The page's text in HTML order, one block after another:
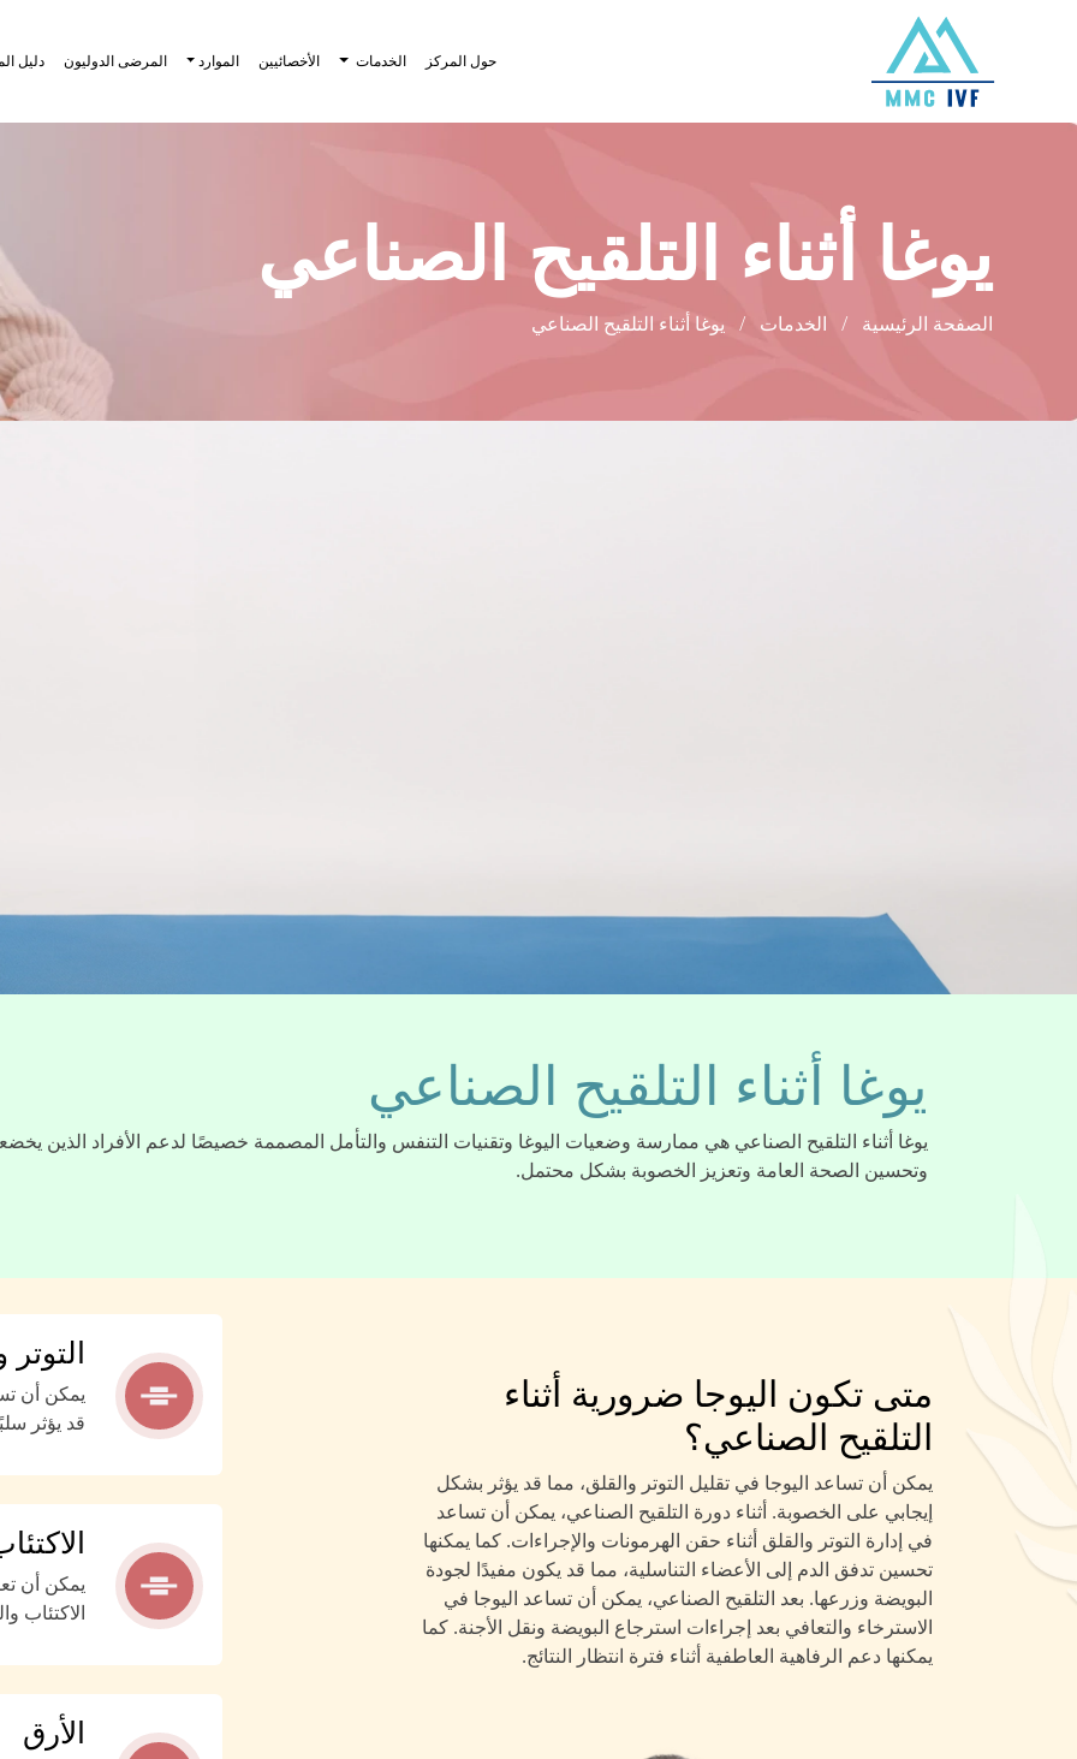
حول المركز الخدمات الأخصائيين الموارد المرضى الدوليون دليل
يوغا أثناء التلقيح الصناعي
الصفحة الرئيسية الخدمات يوغا أثناء التلقيح الصناعي
يوغا أثناء التلقيح الصناعي
يوغا أثناء التلقيح الصناعي هي ممارسة وضعيات اليوغا وتقنيات التنفس والتأمل المصممة خصيصًا لدعم الأفراد الذين
وتحسين الصحة العامة وتعزيز الخصوبة بشكل محتمل.
متى تكون اليوجا ضرورية أثناء
التلقيح الصناعي؟
يمكن أن تساعد اليوجا في تقليل التوتر والقلق، مما قد يؤثر بشكل
إيجابي على الخصوبة. أثناء دورة التلقيح الصناعي، يمكن أن تساعد
في إدارة التوتر والقلق أثناء حقن الهرمونات والإجراءات. كما يمكنها
تحسين تدفق الدم إلى الأعضاء التناسلية، مما قد يكون مفيدًا لجودة
البويضة وزرعها. بعد التلقيح الصناعي، يمكن أن تساعد اليوجا في
الاسترخاء والتعافي بعد إجراءات استرجاع البويضة ونقل الأجنة. كما
يمكنها دعم الرفاهية العاطفية أثناء فترة انتظار النتائج.
يمكن أن
قد يؤثر
يمكن أن
الاكتئاب
الأرق